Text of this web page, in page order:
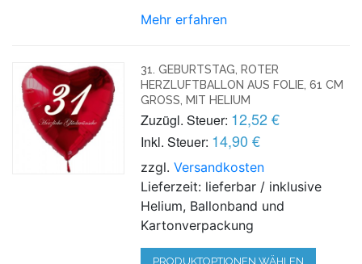
Mehr erfahren
31. GEBURTSTAG, ROTER
HERZLUFTBALLON AUS FOLIE, 61 CM
GROSS, MIT HELIUM
Zuzügl. Steuer: 12,52 €
Inkl. Steuer: 14,90 €
zzgl.Versandkosten
Lieferzeit: lieferbar / inklusive
Helium, Ballonband und
Kartonverpackung
PRODUKTOPTIONEN WÄHLEN